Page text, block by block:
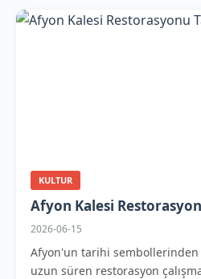
KULTUR
Afyon Kalesi
2026-06-15
Afyon'un tarihi
uzun süren restorasyon